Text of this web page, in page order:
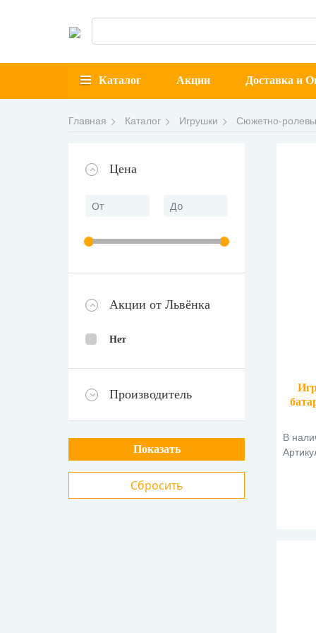
Каталог Акции Доставка и
Главная Каталог Игрушки Сюжетно-
Цена
Акции от Львёнка
Нет
Производитель
В